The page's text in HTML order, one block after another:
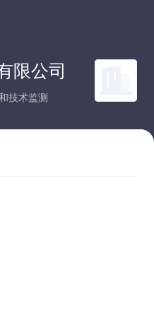
限公司
技术监测